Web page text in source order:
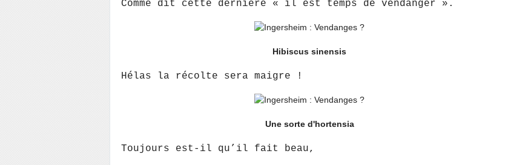
Comme dit cette dernière « il est temps de vendanger ».
Hibiscus sinensis
Hélas la récolte sera maigre !
Une sorte d'hortensia
Toujours est-il qu’il fait beau,